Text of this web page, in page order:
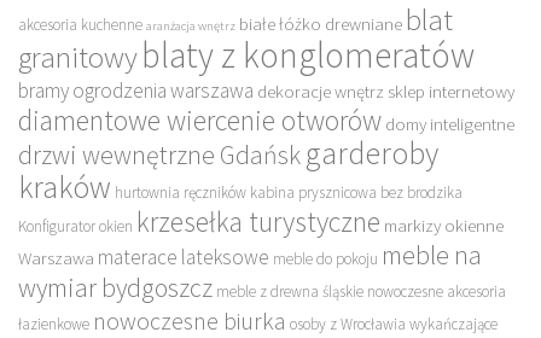
akcesoria kuchenne aranżacja wnętrz białe łóżko drewniane blat
granitowyblaty z konglomeratów
bramy ogrodzenia warszawa dekoracje wnętrz sklep internetowy
diamentowe wiercenie otworów domy inteligentne
drzwi wewnętrzne Gdańsk garderoby
kraków hurtownia ręczników kabina prysznicowa bez brodzika
Konfigurator okien krzesełka turystyczne markizy okienne
Warszawa materace lateksowe meble do pokoju meble na
wymiar bydgoszcz meble z drewna śląskie nowoczesne akcesoria
łazienkowe nowoczesne biurka osoby z Wrocławia wykańczające